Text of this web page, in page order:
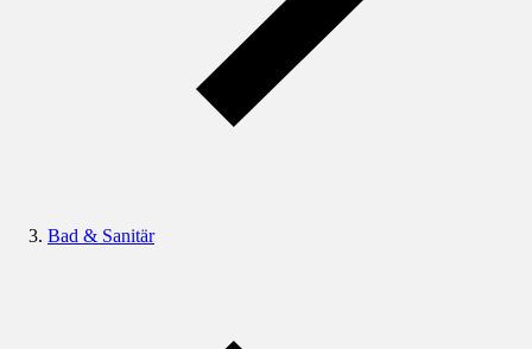
Bad & Sanitär